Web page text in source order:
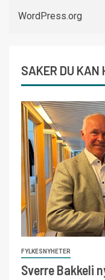
WordPress.org
SAKER DU KAN
FYLKESNYHETER
Sverre Bakkeli